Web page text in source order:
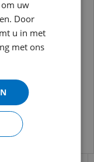
13 KG
periode zijn wij
helaas niet
verwerkt
je van ons
via
om uw
Door
u in met
met ons